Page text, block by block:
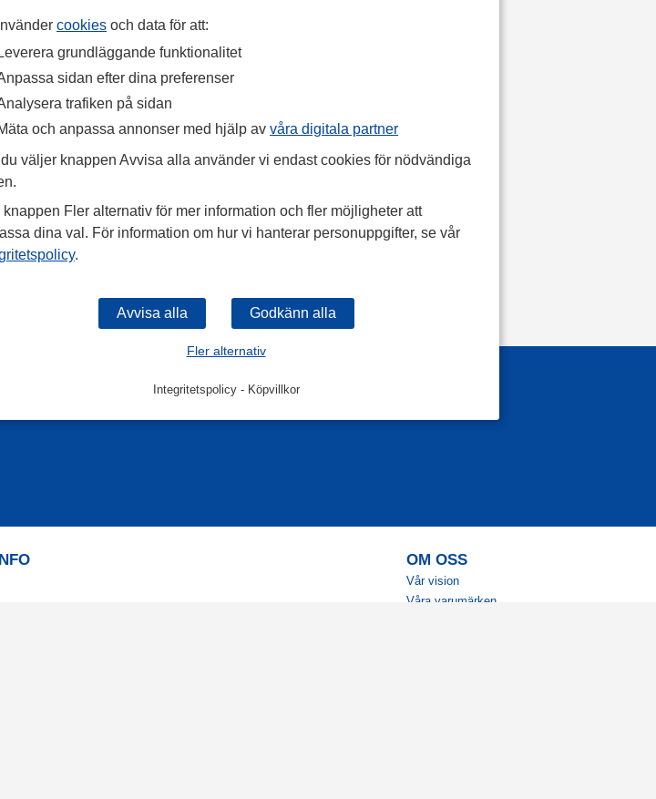
cookies och data för att:
Leverera grundläggande funktionalitet
sidan efter dina preferenser
trafiken på sidan
och anpassa annonser med hjälp av våra digitala partner
väljer knappen Avvisa alla använder vi endast cookies för nödvändiga
Fler alternativ för mer information och fler möjligheter att
dina val. För information om hur vi hanterar personuppgifter, se vår
.
Fler alternativ
Integritetspolicy- Köpvillkor
OM OSS
Vår vision
Våra varumärken